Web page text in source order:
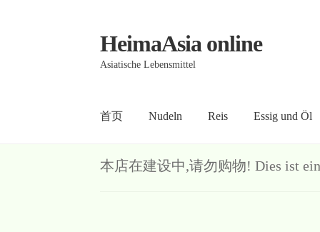
Skip
Skip
HeimaAsia online
Asiatische Lebensmittel
首页 Nudeln Reis Essig und Öl
首页About AGB Contact Datenschutz Kasse
本店在建设中,请勿购物! Dies ist